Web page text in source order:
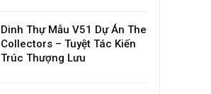
Dinh Thự Mẫu V51 Dự Án The
Collectors – Tuyệt Tác Kiến
Trúc Thượng Lưu